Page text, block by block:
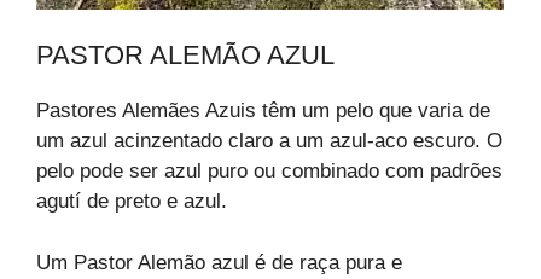
PASTOR ALEMÃO AZUL
Pastores Alemães Azuis têm um pelo que varia de
um azul acinzentado claro a um azul-aco escuro. O
pelo pode ser azul puro ou combinado com padrões
agutí de preto e azul.
Um Pastor Alemão azul é de raça pura e